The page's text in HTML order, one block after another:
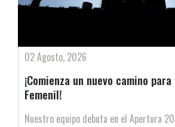
02 Agosto, 2026
¡Comienza un nuevo camino
Femenil!
Nuestro equipo debuta en el Apertura